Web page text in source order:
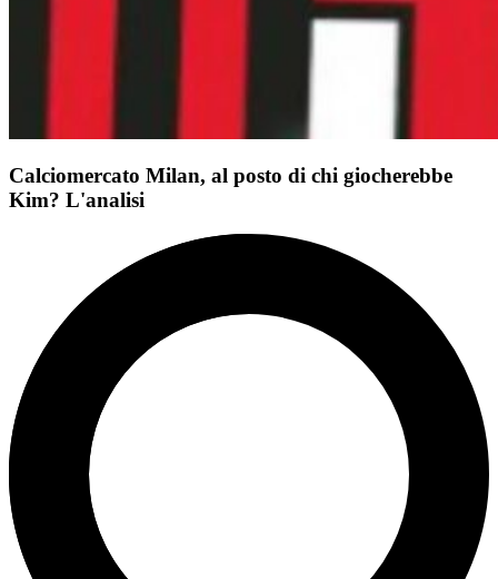
Calciomercato Milan, al posto di chi giocherebbe
Kim? L'analisi